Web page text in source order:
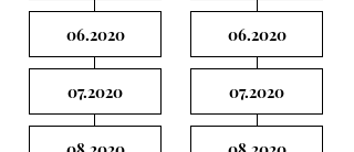
07.2020
06.2020
07.2020
06.2020